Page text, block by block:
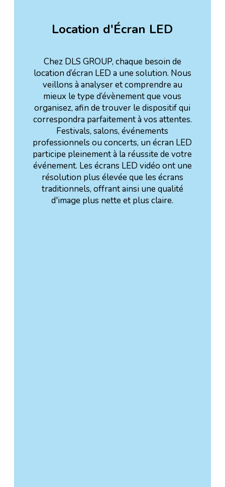
Location d'Écran LED
Chez DLS GROUP, chaque besoin de
location d’écran LED a une solution. Nous
veillons à analyser et comprendre au
mieux le type d’évènement que vous
organisez, afin de trouver le dispositif qui
correspondra parfaitement à vos attentes.
Festivals, salons, événements
professionnels ou concerts, un écran LED
participe pleinement à la réussite de votre
événement. Les écrans LED vidéo ont une
résolution plus élevée que les écrans
traditionnels, offrant ainsi une qualité
d'image plus nette et plus claire.